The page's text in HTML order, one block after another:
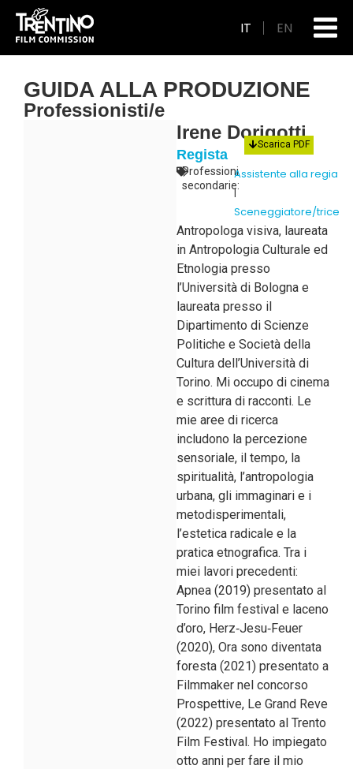
IT EN
GUIDA ALLA PRODUZIONE
Professionisti/e
Scarica PDF
Irene Dorigotti
Regista
Professioni
secondarie:
Assistente alla regia
|
Sceneggiatore/trice
Antropologa visiva, laureata
in Antropologia Culturale ed
Etnologia presso
l’Università di Bologna e
laureata presso il
Dipartimento di Scienze
Politiche e Società della
Cultura dell’Università di
Torino. Mi occupo di cinema
e scrittura di racconti. Le
mie aree di ricerca
includono la percezione
sensoriale, il tempo, la
spiritualità, l’antropologia
urbana, gli immaginari e i
metodisperimentali,
l’estetica radicale e la
pratica etnografica. Tra i
miei lavori precedenti:
Apnea (2019) presentato al
Torino film festival e laceno
d’oro, Herz‐Jesu‐Feuer
(2020), Ora sono diventata
foresta (2021) presentato a
Filmmaker nel concorso
Prospettive, Le Grand Reve
(2022) presentato al Trento
Film Festival. Ho impiegato
otto anni per fare il mio